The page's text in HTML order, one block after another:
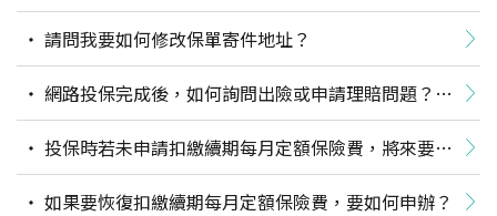
請問我要如何修改保單寄件地址？
何申請理賠？
何申辦？
如果要恢復扣繳續期每月定額保險費，要如何申辦？